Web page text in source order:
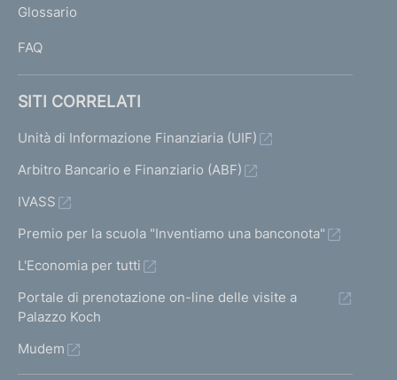
IGlossario
FAQ
SITI CORRELATI
Unità di Informazione Finanziaria (UIF)
Arbitro Bancario e Finanziario (ABF)
IVASS
Premio per la scuola "Inventiamo una banconota"
L'Economia per tutti
Portale di prenotazione on-line delle visite a
Palazzo Koch
Mudem